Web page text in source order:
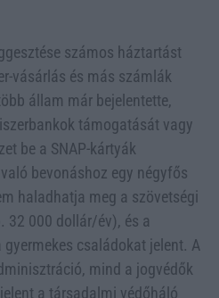
számos háztartást
vásárlás és más számlák
állam már bejelentette,
támogatását vagy
be a SNAP-kártyák
bevonáshoz egy négyfős
haladhatja meg a szövetségi
32 000 dollár/év), és a
családokat jelent. A
mind a jogvédők
a társadalmi védőháló